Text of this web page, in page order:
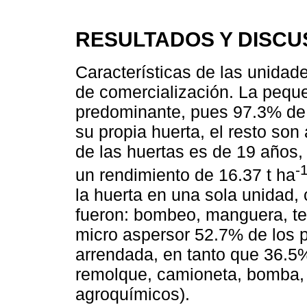
RESULTADOS Y
Características de las
de comercialización. La
predominante, pues 97.3%
su propia huerta, el resto
de las huertas es de 19
un rendimiento de 16.37 t ha-
la huerta en una sola
fueron: bombeo, manguera,
micro aspersor 52.7% de los
arrendada, en tanto que
remolque, camioneta,
agroquímicos).